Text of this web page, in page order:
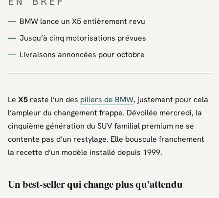
BMW lance un X5 entièrement revu
Jusqu’à cinq motorisations prévues
Livraisons annoncées pour octobre
Le X5 reste l’un des piliers de BMW, justement pour cela
l’ampleur du changement frappe. Dévoilée mercredi, la
cinquième génération du SUV familial premium ne se
contente pas d’un restylage. Elle bouscule franchement
la recette d’un modèle installé depuis 1999.
Un best-seller qui change plus qu’attendu